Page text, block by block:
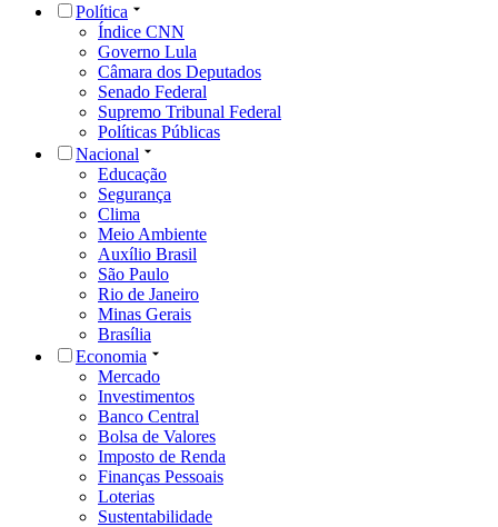
Política
Índice CNN
Governo Lula
Câmara dos Deputados
Senado Federal
Supremo Tribunal Federal
Políticas Públicas
Nacional
Educação
Segurança
Clima
Meio Ambiente
Auxílio Brasil
São Paulo
Rio de Janeiro
Minas Gerais
Brasília
Economia
Mercado
Investimentos
Banco Central
Bolsa de Valores
Imposto de Renda
Finanças Pessoais
Loterias
Sustentabilidade